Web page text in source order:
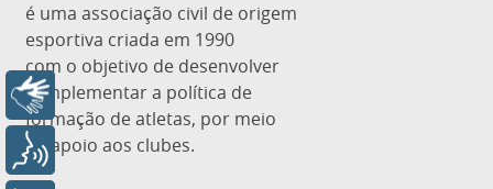
é uma associação civil de origem
esportiva criada em 1990
com o objetivo de desenvolver
e implementar a política de
formação de atletas, por meio
de apoio aos clubes.
Libras
Voz